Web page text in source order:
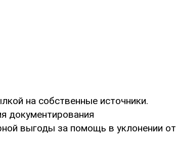
на собственные источники.
документирования
выгоды за помощь в уклонении от